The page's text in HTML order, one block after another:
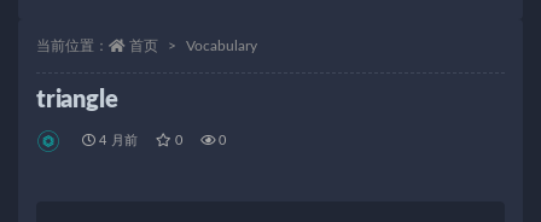
当前位置： 首页 Vocabulary
triangle
4 月前 0 0